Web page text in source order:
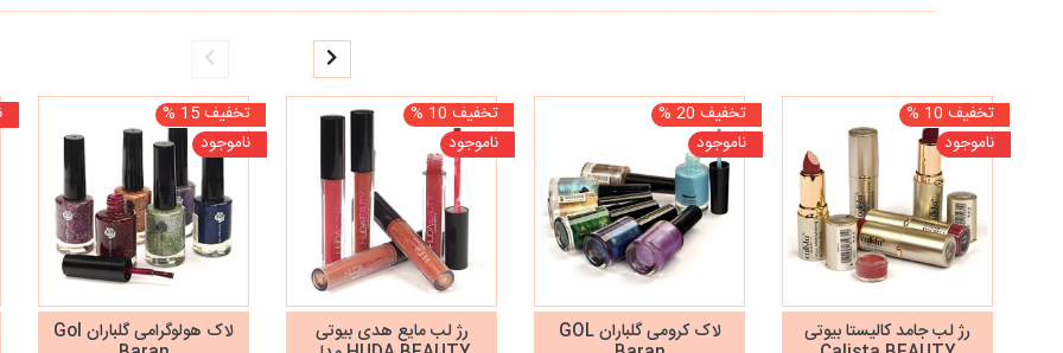
تخفیف 10 %
ناموجود
رژ لب جامد کالیستا بیوتی
تخفیف 20 %
ناموجود
لاک کرومی گلباران GOL
تخفیف 10 %
ناموجود
رژ لب مایع هدی بیوتی
تخفیف 15 %
ناموجود
لاک هولوگرامی گلباران Gol